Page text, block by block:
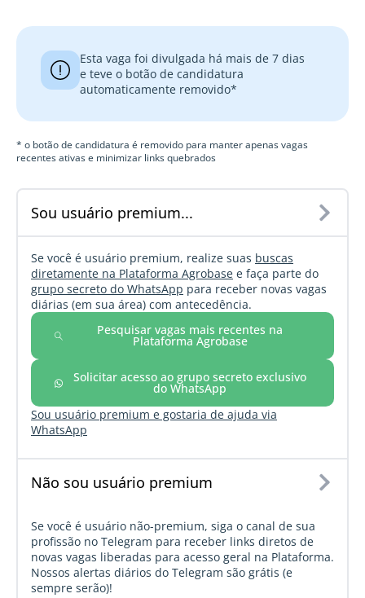
Esta vaga foi divulgada há mais de 7 dias
e teve o botão de candidatura
automaticamente removido*
* o botão de candidatura é removido para manter apenas vagas
recentes ativas e minimizar links quebrados
Sou usuário premium...
Se você é usuário premium, realize suas buscas
diretamente na Plataforma Agrobase e faça parte do
grupo secreto do WhatsApp para receber novas vagas
diárias (em sua área) com antecedência.
Pesquisar vagas mais recentes na
Plataforma Agrobase
Solicitar acesso ao grupo secreto exclusivo
do WhatsApp
Sou usuário premium e gostaria de ajuda via
WhatsApp
Não sou usuário premium
Se você é usuário não-premium, siga o canal de sua
profissão no Telegram para receber links diretos de
novas vagas liberadas para acesso geral na Plataforma.
Nossos alertas diários do Telegram são grátis (e
sempre serão)!